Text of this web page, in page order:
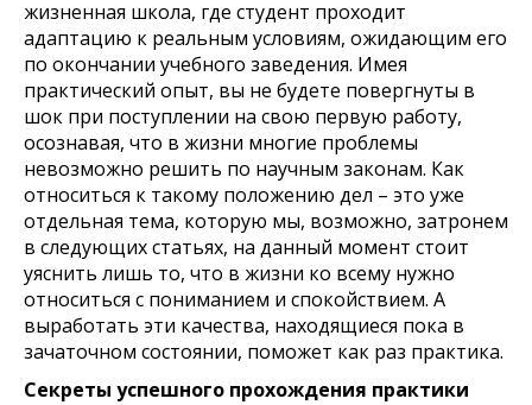
жизненная школа, где студент проходит
адаптацию к реальным условиям, ожидающим его
по окончании учебного заведения. Имея
практический опыт, вы не будете повергнуты в
шок при поступлении на свою первую работу,
осознавая, что в жизни многие проблемы
невозможно решить по научным законам. Как
относиться к такому положению дел – это уже
отдельная тема, которую мы, возможно, затронем
в следующих статьях, на данный момент стоит
уяснить лишь то, что в жизни ко всему нужно
относиться с пониманием и спокойствием. А
выработать эти качества, находящиеся пока в
зачаточном состоянии, поможет как раз практика.
Секреты успешного прохождения практики